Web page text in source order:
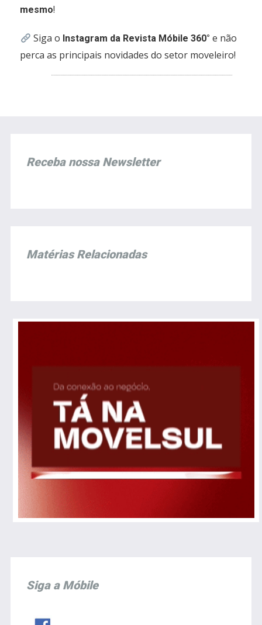
mesmo!
Siga o Instagram da Revista Móbile 360° e não
perca as principais novidades do setor moveleiro!
Receba nossa Newsletter
Matérias Relacionadas
Siga a Móbile